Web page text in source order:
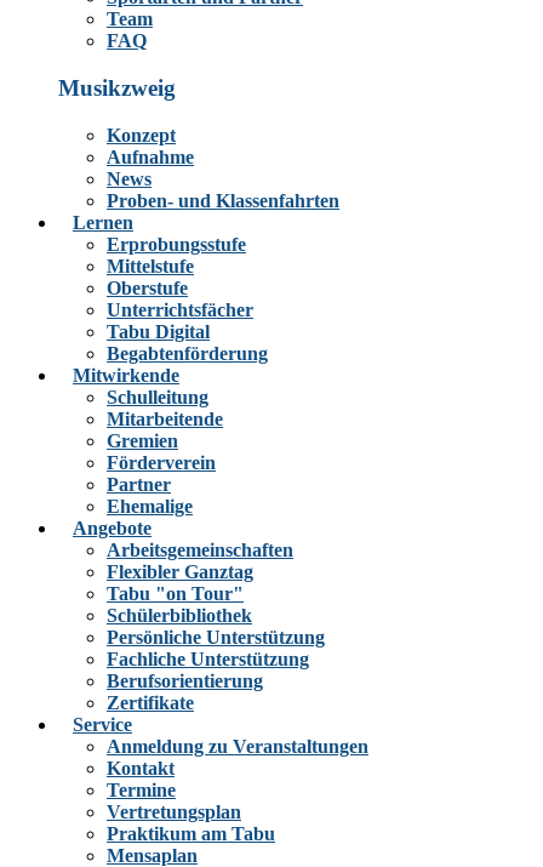
Team
FAQ
Musikzweig
Konzept
Aufnahme
News
Proben- und Klassenfahrten
Lernen
Erprobungsstufe
Mittelstufe
Oberstufe
Unterrichtsfächer
Tabu Digital
Begabtenförderung
Mitwirkende
Schulleitung
Mitarbeitende
Gremien
Förderverein
Partner
Ehemalige
Angebote
Arbeitsgemeinschaften
Flexibler Ganztag
Tabu "on Tour"
Schülerbibliothek
Persönliche Unterstützung
Fachliche Unterstützung
Berufsorientierung
Zertifikate
Service
Anmeldung zu Veranstaltungen
Kontakt
Termine
Vertretungsplan
Praktikum am Tabu
Mensaplan